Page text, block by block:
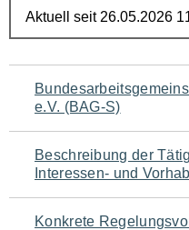
Navigation
für
den
Seiteninhalt
e.V. (BAG-S)
Beschreibung der
Interessen- und
Konkrete